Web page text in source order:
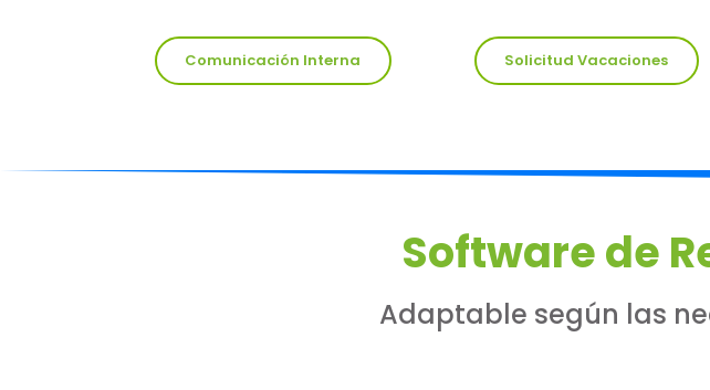
Comunicación Interna Solicitud Vacaciones
Software de
Adaptable según las